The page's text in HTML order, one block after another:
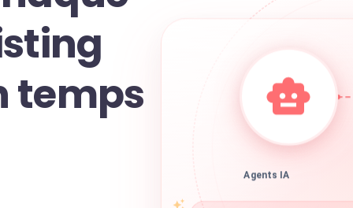
temps
Agents IA